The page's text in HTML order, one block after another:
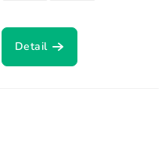
Detail